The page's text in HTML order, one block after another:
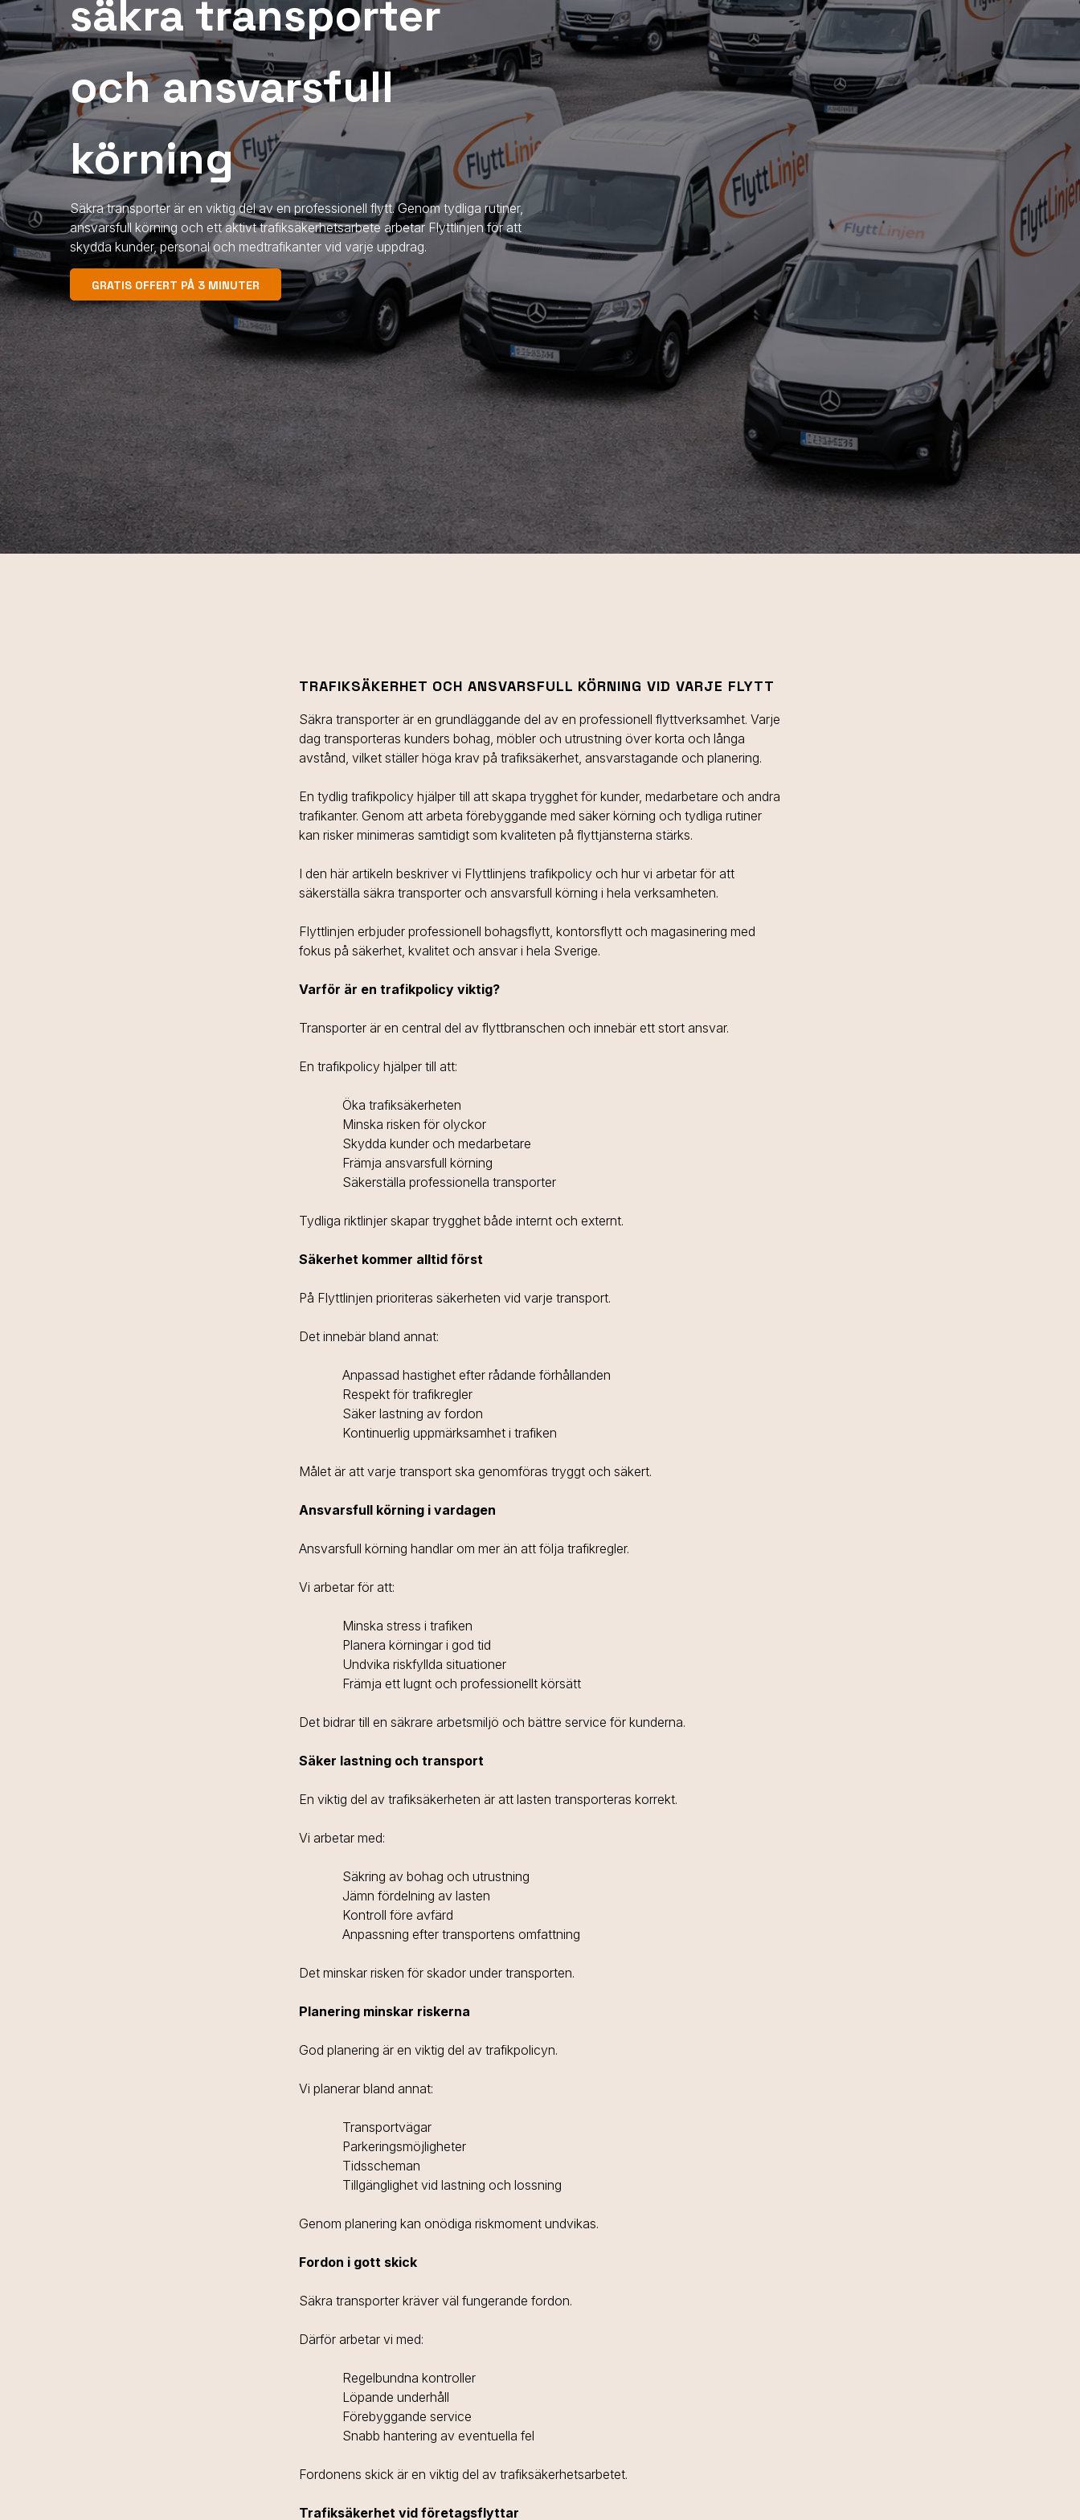
säkra transporter
och ansvarsfull
körning
Säkra transporter är en viktig del av en professionell flytt. Genom tydliga rutiner,
ansvarsfull körning och ett aktivt trafiksäkerhetsarbete arbetar Flyttlinjen för att
skydda kunder, personal och medtrafikanter vid varje uppdrag.
GRATIS OFFERT PÅ 3 MINUTER
TRAFIKSÄKERHET OCH ANSVARSFULL KÖRNING VID VARJE FLYTT
Säkra transporter är en grundläggande del av en professionell flyttverksamhet. Varje
dag transporteras kunders bohag, möbler och utrustning över korta och långa
avstånd, vilket ställer höga krav på trafiksäkerhet, ansvarstagande och planering.
En tydlig trafikpolicy hjälper till att skapa trygghet för kunder, medarbetare och andra
trafikanter. Genom att arbeta förebyggande med säker körning och tydliga rutiner
kan risker minimeras samtidigt som kvaliteten på flyttjänsterna stärks.
I den här artikeln beskriver vi Flyttlinjens trafikpolicy och hur vi arbetar för att
säkerställa säkra transporter och ansvarsfull körning i hela verksamheten.
Flyttlinjen erbjuder professionell bohagsflytt, kontorsflytt och magasinering med
fokus på säkerhet, kvalitet och ansvar i hela Sverige.
Varför är en trafikpolicy viktig?
Transporter är en central del av flyttbranschen och innebär ett stort ansvar.
En trafikpolicy hjälper till att:
Öka trafiksäkerheten
Minska risken för olyckor
Skydda kunder och medarbetare
Främja ansvarsfull körning
Säkerställa professionella transporter
Tydliga riktlinjer skapar trygghet både internt och externt.
Säkerhet kommer alltid först
På Flyttlinjen prioriteras säkerheten vid varje transport.
Det innebär bland annat:
Anpassad hastighet efter rådande förhållanden
Respekt för trafikregler
Säker lastning av fordon
Kontinuerlig uppmärksamhet i trafiken
Målet är att varje transport ska genomföras tryggt och säkert.
Ansvarsfull körning i vardagen
Ansvarsfull körning handlar om mer än att följa trafikregler.
Vi arbetar för att:
Minska stress i trafiken
Planera körningar i god tid
Undvika riskfyllda situationer
Främja ett lugnt och professionellt körsätt
Det bidrar till en säkrare arbetsmiljö och bättre service för kunderna.
Säker lastning och transport
En viktig del av trafiksäkerheten är att lasten transporteras korrekt.
Vi arbetar med:
Säkring av bohag och utrustning
Jämn fördelning av lasten
Kontroll före avfärd
Anpassning efter transportens omfattning
Det minskar risken för skador under transporten.
Planering minskar riskerna
God planering är en viktig del av trafikpolicyn.
Vi planerar bland annat:
Transportvägar
Parkeringsmöjligheter
Tidsscheman
Tillgänglighet vid lastning och lossning
Genom planering kan onödiga riskmoment undvikas.
Fordon i gott skick
Säkra transporter kräver väl fungerande fordon.
Därför arbetar vi med:
Regelbundna kontroller
Löpande underhåll
Förebyggande service
Snabb hantering av eventuella fel
Fordonens skick är en viktig del av trafiksäkerhetsarbetet.
Trafiksäkerhet vid företagsflyttar